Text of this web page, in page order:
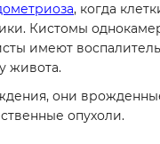
, когда
Кистомы
имеют
живота.
они
опухоли.